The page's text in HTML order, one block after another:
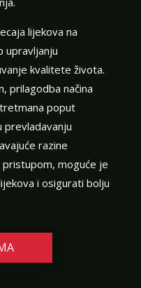
lijekova na
upravljanju
kvalitete života.
prilagodba načina
poput
prevladavanju
razine
pristupom, moguće je
i osigurati bolju
veza